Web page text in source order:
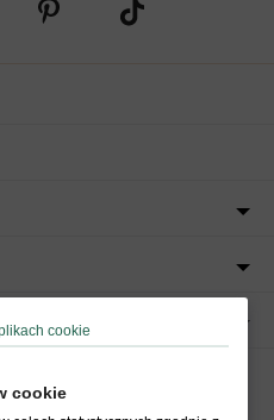
płatności
cookie
cookie